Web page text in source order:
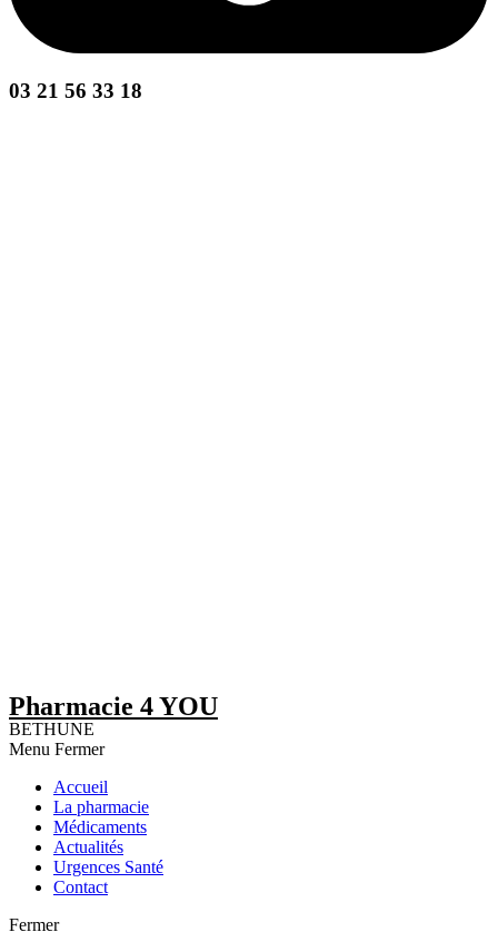
03 21 56 33 18
Pharmacie 4 YOU
BETHUNE
Menu Fermer
Accueil
La pharmacie
Médicaments
Actualités
Urgences Santé
Contact
Fermer